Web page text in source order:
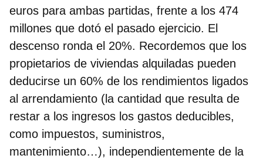
euros para ambas partidas, frente a los 474
millones que dotó el pasado ejercicio. El
descenso ronda el 20%. Recordemos que los
propietarios de viviendas alquiladas pueden
deducirse un 60% de los rendimientos ligados
al arrendamiento (la cantidad que resulta de
restar a los ingresos los gastos deducibles,
como impuestos, suministros,
mantenimiento…), independientemente de la